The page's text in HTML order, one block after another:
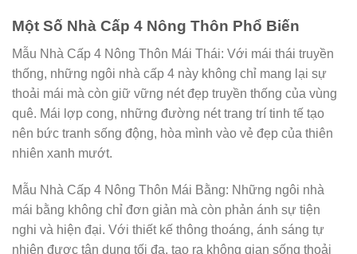
Một Số Nhà Cấp 4 Nông Thôn Phổ Biến
Mẫu Nhà Cấp 4 Nông Thôn Mái Thái: Với mái thái truyền
thống, những ngôi nhà cấp 4 này không chỉ mang lại sự
thoải mái mà còn giữ vững nét đẹp truyền thống của vùng
quê. Mái lợp cong, những đường nét trang trí tinh tế tạo
nên bức tranh sống động, hòa mình vào vẻ đẹp của thiên
nhiên xanh mướt.
Mẫu Nhà Cấp 4 Nông Thôn Mái Bằng: Những ngôi nhà
mái bằng không chỉ đơn giản mà còn phản ánh sự tiện
nghi và hiện đại. Với thiết kế thông thoáng, ánh sáng tự
nhiên được tận dụng tối đa, tạo ra không gian sống thoải